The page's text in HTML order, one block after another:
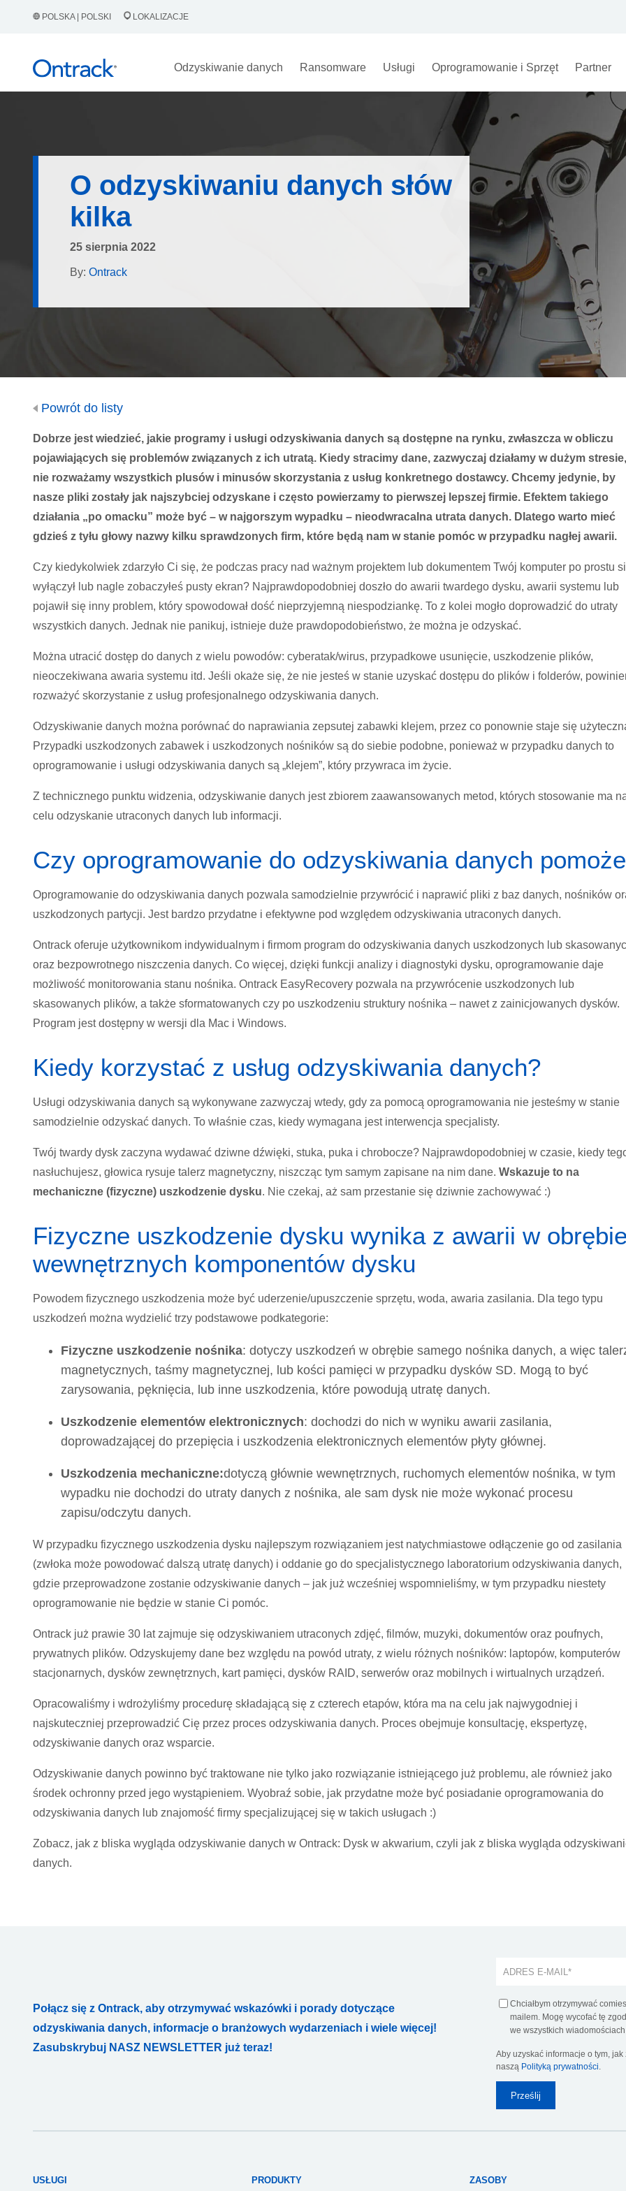
POLSKA | POLSKI LOKALIZACJE
Odzyskiwanie danych Ransomware Usługi Oprogramowanie i Sprzęt Partner
O odzyskiwaniu danych słów
kilka
25 sierpnia 2022
By: Ontrack
Powrót do listy
Dobrze jest wiedzieć, jakie programy i usługi odzyskiwania danych są dostępne na rynku, zwłaszcza w obliczu
pojawiających się problemów związanych z ich utratą. Kiedy stracimy dane, zazwyczaj działamy w dużym stresie,
nie rozważamy wszystkich plusów i minusów skorzystania z usług konkretnego dostawcy. Chcemy jedynie, by
nasze pliki zostały jak najszybciej odzyskane i często powierzamy to pierwszej lepszej firmie. Efektem takiego
działania „po omacku” może być – w najgorszym wypadku – nieodwracalna utrata danych. Dlatego warto mieć
gdzieś z tyłu głowy nazwy kilku sprawdzonych firm, które będą nam w stanie pomóc w przypadku nagłej awarii.
Czy kiedykolwiek zdarzyło Ci się, że podczas pracy nad ważnym projektem lub dokumentem Twój komputer po prostu
wyłączył lub nagle zobaczyłeś pusty ekran? Najprawdopodobniej doszło do awarii twardego dysku, awarii systemu lub
pojawił się inny problem, który spowodował dość nieprzyjemną niespodziankę. To z kolei mogło doprowadzić do utraty
wszystkich danych. Jednak nie panikuj, istnieje duże prawdopodobieństwo, że można je odzyskać.
Można utracić dostęp do danych z wielu powodów: cyberatak/wirus, przypadkowe usunięcie, uszkodzenie plików,
nieoczekiwana awaria systemu itd. Jeśli okaże się, że nie jesteś w stanie uzyskać dostępu do plików i folderów,
rozważyć skorzystanie z usług profesjonalnego odzyskiwania danych.
Odzyskiwanie danych można porównać do naprawiania zepsutej zabawki klejem, przez co ponownie staje się
Przypadki uszkodzonych zabawek i uszkodzonych nośników są do siebie podobne, ponieważ w przypadku danych to
oprogramowanie i usługi odzyskiwania danych są „klejem”, który przywraca im życie.
Z technicznego punktu widzenia, odzyskiwanie danych jest zbiorem zaawansowanych metod, których stosowanie ma
celu odzyskanie utraconych danych lub informacji.
Czy oprogramowanie do odzyskiwania danych
Oprogramowanie do odzyskiwania danych pozwala samodzielnie przywrócić i naprawić pliki z baz danych, nośników
uszkodzonych partycji. Jest bardzo przydatne i efektywne pod względem odzyskiwania utraconych danych.
Ontrack oferuje użytkownikom indywidualnym i firmom program do odzyskiwania danych uszkodzonych lub
oraz bezpowrotnego niszczenia danych. Co więcej, dzięki funkcji analizy i diagnostyki dysku, oprogramowanie daje
możliwość monitorowania stanu nośnika. Ontrack EasyRecovery pozwala na przywrócenie uszkodzonych lub
skasowanych plików, a także sformatowanych czy po uszkodzeniu struktury nośnika – nawet z zainicjowanych dysków.
Program jest dostępny w wersji dla Mac i Windows.
Kiedy korzystać z usług odzyskiwania danych?
Usługi odzyskiwania danych są wykonywane zazwyczaj wtedy, gdy za pomocą oprogramowania nie jesteśmy w stanie
samodzielnie odzyskać danych. To właśnie czas, kiedy wymagana jest interwencja specjalisty.
Twój twardy dysk zaczyna wydawać dziwne dźwięki, stuka, puka i chrobocze? Najprawdopodobniej w czasie, kiedy
nasłuchujesz, głowica rysuje talerz magnetyczny, niszcząc tym samym zapisane na nim dane. Wskazuje to na
mechaniczne (fizyczne) uszkodzenie dysku. Nie czekaj, aż sam przestanie się dziwnie zachowywać :)
Fizyczne uszkodzenie dysku wynika z awarii w
wewnętrznych komponentów dysku
Powodem fizycznego uszkodzenia może być uderzenie/upuszczenie sprzętu, woda, awaria zasilania. Dla tego typu
uszkodzeń można wydzielić trzy podstawowe podkategorie:
Fizyczne uszkodzenie nośnika: dotyczy uszkodzeń w obrębie samego nośnika danych, a więc
magnetycznych, taśmy magnetycznej, lub kości pamięci w przypadku dysków SD. Mogą to być
zarysowania, pęknięcia, lub inne uszkodzenia, które powodują utratę danych.
Uszkodzenie elementów elektronicznych: dochodzi do nich w wyniku awarii zasilania,
doprowadzającej do przepięcia i uszkodzenia elektronicznych elementów płyty głównej.
Uszkodzenia mechaniczne:dotyczą głównie wewnętrznych, ruchomych elementów nośnika, w tym
wypadku nie dochodzi do utraty danych z nośnika, ale sam dysk nie może wykonać procesu
zapisu/odczytu danych.
W przypadku fizycznego uszkodzenia dysku najlepszym rozwiązaniem jest natychmiastowe odłączenie go od zasilania
(zwłoka może powodować dalszą utratę danych) i oddanie go do specjalistycznego laboratorium odzyskiwania danych,
gdzie przeprowadzone zostanie odzyskiwanie danych – jak już wcześniej wspomnieliśmy, w tym przypadku niestety
oprogramowanie nie będzie w stanie Ci pomóc.
Ontrack już prawie 30 lat zajmuje się odzyskiwaniem utraconych zdjęć, filmów, muzyki, dokumentów oraz poufnych,
prywatnych plików. Odzyskujemy dane bez względu na powód utraty, z wielu różnych nośników: laptopów, komputerów
stacjonarnych, dysków zewnętrznych, kart pamięci, dysków RAID, serwerów oraz mobilnych i wirtualnych urządzeń.
Opracowaliśmy i wdrożyliśmy procedurę składającą się z czterech etapów, która ma na celu jak najwygodniej i
najskuteczniej przeprowadzić Cię przez proces odzyskiwania danych. Proces obejmuje konsultację, ekspertyzę,
odzyskiwanie danych oraz wsparcie.
Odzyskiwanie danych powinno być traktowane nie tylko jako rozwiązanie istniejącego już problemu, ale również jako
środek ochronny przed jego wystąpieniem. Wyobraź sobie, jak przydatne może być posiadanie oprogramowania do
odzyskiwania danych lub znajomość firmy specjalizującej się w takich usługach :)
Zobacz, jak z bliska wygląda odzyskiwanie danych w Ontrack: Dysk w akwarium, czyli jak z bliska wygląda
danych.
Połącz się z Ontrack, aby otrzymywać wskazówki i porady dotyczące
odzyskiwania danych, informacje o branżowych wydarzeniach i wiele więcej!
Zasubskrybuj NASZ NEWSLETTER już teraz!
Chciałbym otrzymywać
mailem. Mogę wycofać tę
we wszystkich
Aby uzyskać informacje o tym,
naszą Polityką prywatności.
USŁUGI PRODUKTY ZASOBY